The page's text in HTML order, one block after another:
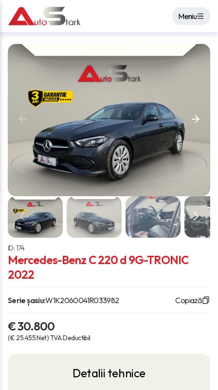
Meniu
ID: 174
Mercedes-Benz C 220 d 9G-TRONIC
2022
Serie șasiu:W1K2060041R033982 Copiază
€ 30.800
(€ 25.455 Net) TVA Deductibil
Detalii tehnice